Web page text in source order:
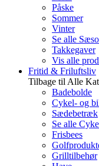
Påske
Sommer
Vinter
Se alle
Takkegaver
Vis alle
Fritid & Friluftsliv
Tilbage til Alle
Badebolde
Cykel- og
Sædebetræk
Se alle
Frisbees
Grilltilbehør